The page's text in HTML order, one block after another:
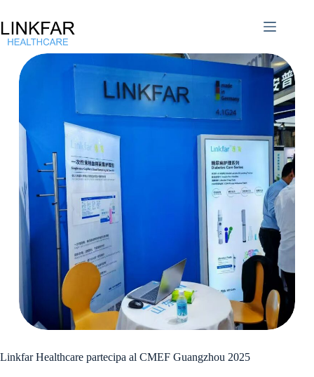
Linkfar Healthcare partecipa al CMEF Guangzhou 2025